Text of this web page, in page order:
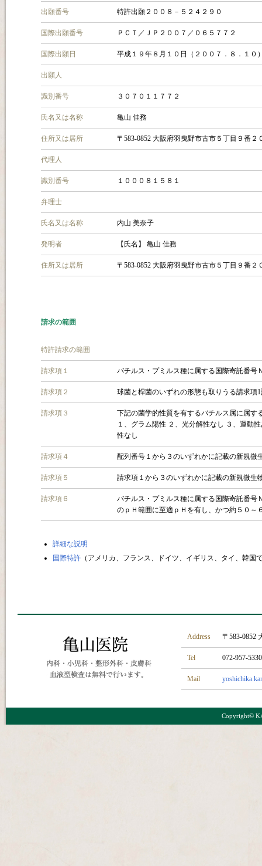
出願番号 特許出願２００８－５２４２９０
国際出願番号 ＰＣＴ／ＪＰ２００７／０６５７７２
国際出願日 平成１９年８月１０日（２００７．８．１０
出願人
識別番号 ３０７０１１７７２
氏名又は名称 亀山 佳務
住所又は居所 〒583-0852 大阪府羽曳野市古市５丁目９番２
代理人
識別番号 １０００８１５８１
弁理士
氏名又は名称 内山 美奈子
発明者 【氏名】 亀山 佳務
住所又は居所 〒583-0852 大阪府羽曳野市古市５丁目９番２
請求の範囲
特許請求の範囲
請求項１ バチルス・プミルス種に属する国際寄託番号
請求項２ 球菌と桿菌のいずれの形態も取りうる請求項
請求項３
下記の菌学的性質を有するバチルス属に属す
１、グラム陽性 ２、光分解性なし ３、運動
性なし
請求項４ 配列番号１から３のいずれかに記載の新規微
請求項５ 請求項１から３のいずれかに記載の新規微生
請求項６
バチルス・プミルス種に属する国際寄託番号
のｐＨ範囲に至適ｐＨを有し、かつ約５０
詳細な説明
国際特許 （アメリカ、フランス、ドイツ、イギリス、タイ、韓国
Address 〒583-0852
Tel 072-957-
Mail
Copyright©